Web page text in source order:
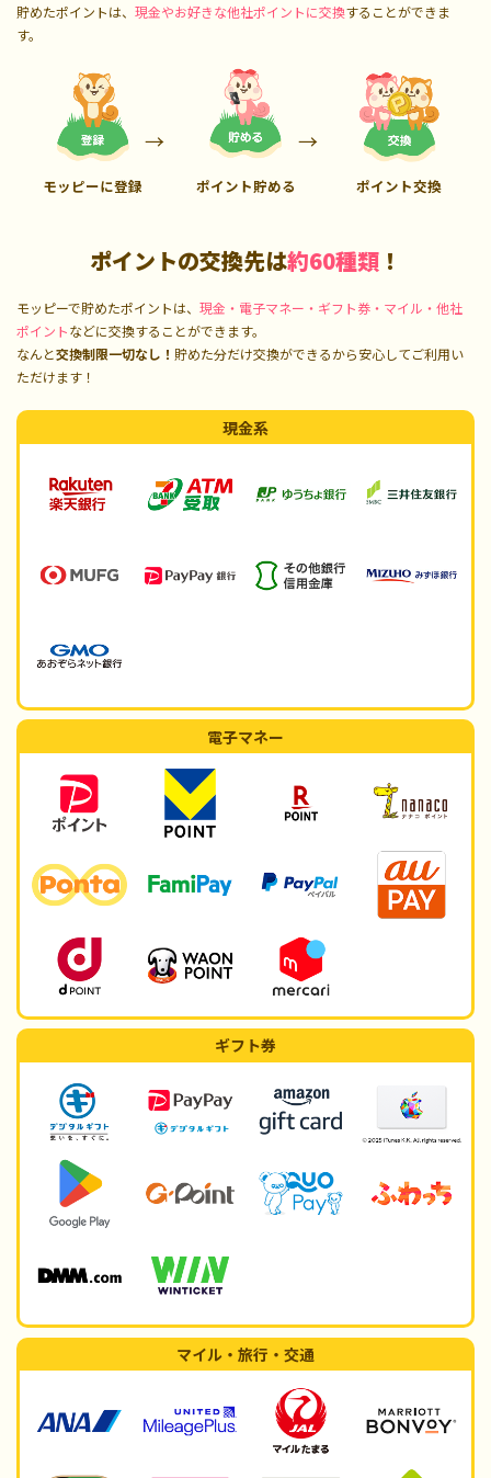
貯めたポイントは、 現金やお好きな他社ポイントに交換することができま
す。
モッピーに登録 ポイント貯める ポイント交換
ポイントの交換先は約60種類 ！
モッピーで貯めたポイントは、 現金・電子マネー・ギフト券・マイル・他社
ポイントなどに交換することができます。
なんと交換制限一切なし！ 貯めた分だけ交換ができるから安心してご利用い
ただけます！
現金系
電子マネー
ギフト券
マイル・旅行・交通